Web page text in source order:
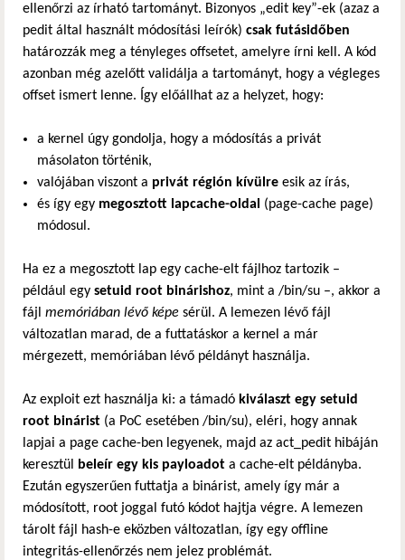
ellenőrzi az írható tartományt. Bizonyos „edit key”-ek (azaz a
pedit által használt módosítási leírók) csak futásidőben
határozzák meg a tényleges offsetet, amelyre írni kell. A kód
azonban még azelőtt validálja a tartományt, hogy a végleges
offset ismert lenne. Így előállhat az a helyzet, hogy:
a kernel úgy gondolja, hogy a módosítás a privát
másolaton történik,
valójában viszont a privát régión kívülre esik az írás,
és így egy megosztott lapcache-oldal
(page-cache page)
módosul.
Ha ez a megosztott lap egy cache-elt fájlhoz tartozik –
például egy setuid root binárishoz, mint a /bin/su –, akkor a
fájl memóriában lévő képe sérül. A lemezen lévő fájl
változatlan marad, de a futtatáskor a kernel a már
mérgezett, memóriában lévő példányt használja.
Az exploit ezt használja ki: a támadó kiválaszt egy setuid
root binárist (a PoC esetében /bin/su), eléri, hogy annak
lapjai a page cache-ben legyenek, majd az act_pedit hibáján
keresztül
beleír egy kis payloadot a cache-elt példányba.
Ezután egyszerűen futtatja a binárist, amely így már a
módosított, root joggal futó kódot hajtja végre. A lemezen
tárolt fájl hash-e eközben változatlan, így egy offline
integritás-ellenőrzés nem jelez problémát.